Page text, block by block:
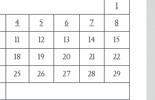
1
4 5 6 7
8
11 12 13 14
15
18 19 20 21
22
25 26 27 28
29